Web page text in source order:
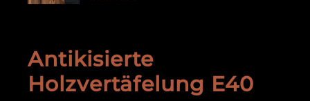
Antikisierte
Holzvertäfelung E40